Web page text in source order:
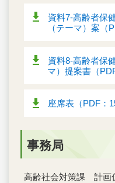
資料7‐高齢者保
（テーマ）案（
資料8‐高齢者保
マ）提案書（
座席表（PDF：
事務局
高齢社会対策課 計画